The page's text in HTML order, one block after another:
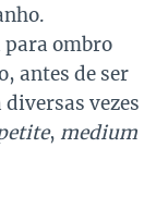
ombro
antes de ser
vezes
, medium